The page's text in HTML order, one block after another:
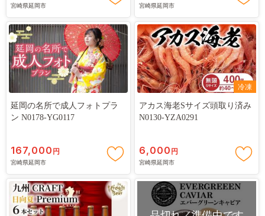
宮崎県延岡市 宮崎県延岡市
延岡の名所で成人フォトプラ
ン N0178-YG0117
167,000 円
宮崎県延岡市
冷凍
アカス海老Sサイズ頭取り済み
N0130-YZA0291
6,000 円
宮崎県延岡市